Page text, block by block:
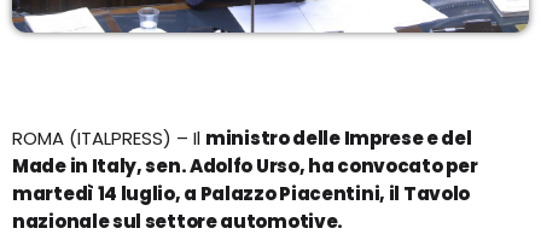
ROMA (ITALPRESS) – Il ministro delle Imprese e del
Made in Italy, sen. Adolfo Urso, ha convocato per
martedì 14 luglio, a Palazzo Piacentini, il Tavolo
nazionale sul settore automotive.